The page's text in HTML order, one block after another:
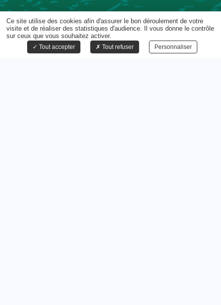
©Copyright 2023 - CAPTUSITE
Mentions légales Plan du site
Ce site utilise des cookies afin d'assurer le bon déroulement de votre
visite et de réaliser des statistiques d'audience. Il vous donne le contrôle
sur ceux que vous souhaitez activer.
Tout accepter Tout refuser Personnaliser